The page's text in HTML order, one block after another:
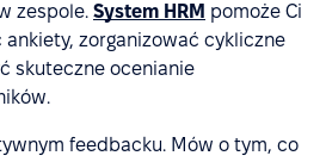
zespole. System HRM pomoże Ci
ankiety, zorganizować cykliczne
skuteczne ocenianie
feedbacku. Mów o tym, co